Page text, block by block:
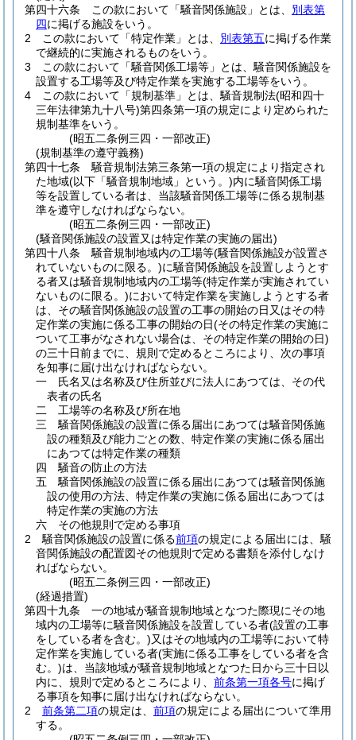
第四十六条
この款において「騒音関係施設」とは、 別表第
四に掲げる施設をいう。
2
この款において「特定作業」とは、 別表第五に掲げる作業
で継続的に実施されるものをいう。
3
この款において「騒音関係工場等」とは、騒音関係施設を
設置する工場等及び特定作業を実施する工場等をいう。
4
この款において「規制基準」とは、騒音規制法(昭和四十
三年法律第九十八号)第四条第一項の規定により定められた
規制基準をいう。
(昭五二条例三四・一部改正)
(規制基準の遵守義務)
第四十七条
騒音規制法第三条第一項の規定により指定され
た地域(以下「騒音規制地域」という。)内に騒音関係工場
等を設置している者は、当該騒音関係工場等に係る規制基
準を遵守しなければならない。
(昭五二条例三四・一部改正)
(騒音関係施設の設置又は特定作業の実施の届出)
第四十八条
騒音規制地域内の工場等(騒音関係施設が設置さ
れていないものに限る。)に騒音関係施設を設置しようとす
る者又は騒音規制地域内の工場等(特定作業が実施されてい
ないものに限る。)において特定作業を実施しようとする者
は、その騒音関係施設の設置の工事の開始の日又はその特
定作業の実施に係る工事の開始の日(その特定作業の実施に
ついて工事がなされない場合は、その特定作業の開始の日)
の三十日前までに、規則で定めるところにより、次の事項
を知事に届け出なければならない。
一
氏名又は名称及び住所並びに法人にあつては、その代
表者の氏名
二
工場等の名称及び所在地
三
騒音関係施設の設置に係る届出にあつては騒音関係施
設の種類及び能力ごとの数、特定作業の実施に係る届出
にあつては特定作業の種類
四
騒音の防止の方法
五
騒音関係施設の設置に係る届出にあつては騒音関係施
設の使用の方法、特定作業の実施に係る届出にあつては
特定作業の実施の方法
六
その他規則で定める事項
2
騒音関係施設の設置に係る前項の規定による届出には、騒
音関係施設の配置図その他規則で定める書類を添付しなけ
ればならない。
(昭五二条例三四・一部改正)
(経過措置)
第四十九条
一の地域が騒音規制地域となつた際現にその地
域内の工場等に騒音関係施設を設置している者(設置の工事
をしている者を含む。)又はその地域内の工場等において特
定作業を実施している者(実施に係る工事をしている者を含
む。)は、当該地域が騒音規制地域となつた日から三十日以
内に、規則で定めるところにより、 前条第一項各号に掲げ
る事項を知事に届け出なければならない。
2
前条第二項の規定は、 前項の規定による届出について準用
する。